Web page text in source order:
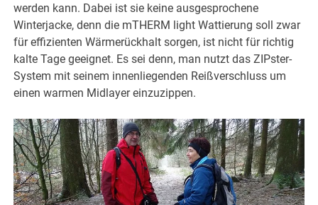
werden kann. Dabei ist sie keine ausgesprochene
Winterjacke, denn die mTHERM light Wattierung soll zwar
für effizienten Wärmerückhalt sorgen, ist nicht für richtig
kalte Tage geeignet. Es sei denn, man nutzt das ZIPster-
System mit seinem innenliegenden Reißverschluss um
einen warmen Midlayer einzuzippen.